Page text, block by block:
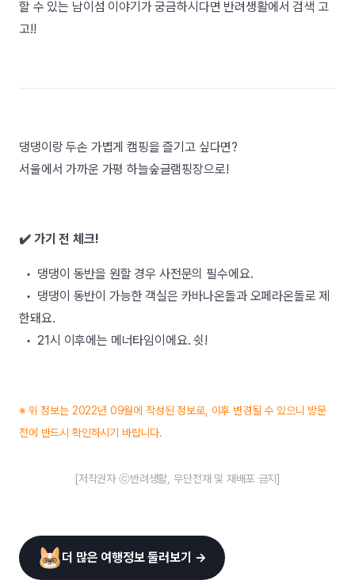
할 수 있는 남이섬 이야기가 궁금하시다면 반려생활에서 검색 고
고!!
댕댕이랑 두손 가볍게 캠핑을 즐기고 싶다면?
서울에서 가까운 가평 하늘숲글램핑장으로!
✔️ 가기 전 체크!
• 댕댕이 동반을 원할 경우 사전문의 필수에요.
• 댕댕이 동반이 가능한 객실은 카바나온돌과 오페라온돌로 제
한돼요.
• 21시 이후에는 메너타임이에요. 쉿!
※ 위 정보는 2022년 09월에 작성된 정보로, 이후 변경될 수 있으니 방문
전에 반드시 확인하시기 바랍니다.
[저작권자 ⓒ반려생활, 무단전재 및 재배포 금지]
더 많은 여행정보 둘러보기 →